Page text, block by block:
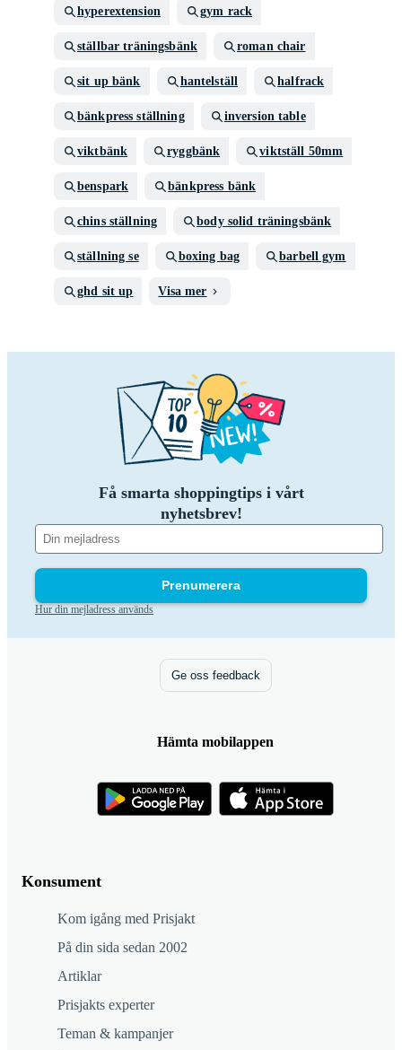
hyperextension gym rack
ställbar träningsbänk roman chair
sit up bänk hantelställ halfrack
bänkpress ställning inversion table
viktbänk ryggbänk viktställ 50mm
benspark bänkpress bänk
chins ställning body solid träningsbänk
ställning se boxing bag barbell gym
ghd sit up Visa mer
Få smarta shoppingtips i vårt
nyhetsbrev!
Prenumerera
Hur din mejladress används
Konsument
Kom igång med Prisjakt
På din sida sedan 2002
Artiklar
Prisjakts experter
Teman & kampanjer
Ge oss feedback
Hämta mobilappen